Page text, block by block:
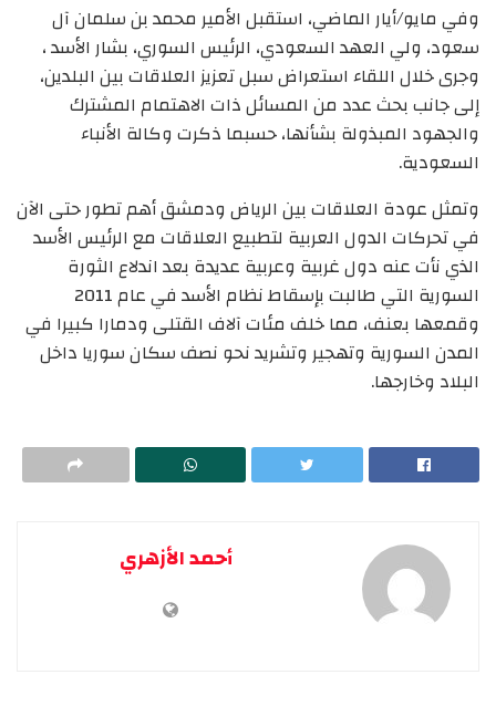
وفي مايو/أيار الماضي، استقبل الأمير محمد بن سلمان آل
سعود، ولي العهد السعودي، الرئيس السوري، بشار الأسد ،
وجرى خلال اللقاء استعراض سبل تعزيز العلاقات بين البلدين،
إلى جانب بحث عدد من المسائل ذات الاهتمام المشترك
والجهود المبذولة بشأنها، حسبما ذكرت وكالة الأنباء
السعودية.
وتمثل عودة العلاقات بين الرياض ودمشق أهم تطور حتى الآن
في تحركات الدول العربية لتطبيع العلاقات مع الرئيس الأسد
الذي نأت عنه دول غربية وعربية عديدة بعد اندلاع الثورة
السورية التي طالبت بإسقاط نظام الأسد في عام 2011
وقمعها بعنف، مما خلف مئات آلاف القتلى ودمارا كبيرا في
المدن السورية وتهجير وتشريد نحو نصف سكان سوريا داخل
البلاد وخارجها.
أحمد الأزهري